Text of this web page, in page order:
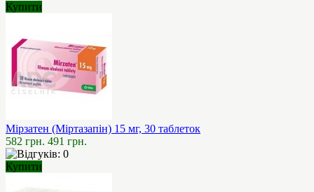
Купити
Мірзатен (Міртазапін) 15 мг, 30 таблеток
582 грн. 491 грн.
Купити